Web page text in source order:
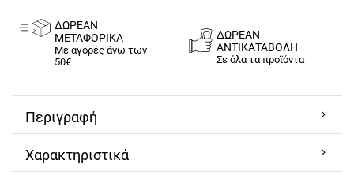
ΔΩΡΕΑΝ
ΜΕΤΑΦΟΡΙΚΑ
Με αγορές άνω των
50€
ΔΩΡΕΑΝ
ΑΝΤΙΚΑΤΑΒΟΛΗ
Σε όλα τα προϊόντα
Περιγραφή
Χαρακτηριστικά